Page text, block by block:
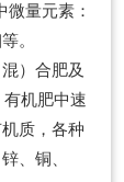
量元素：
。
）合肥及
机肥中速
质，各种
、铜、